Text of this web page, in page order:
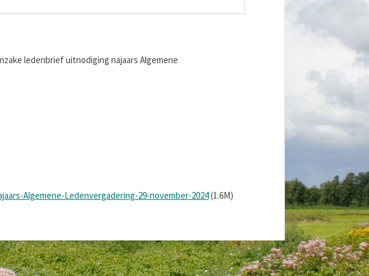
ledenbrief uitnodiging najaars Algemene
Algemene-Ledenvergadering-29-november-2024(1.6M)